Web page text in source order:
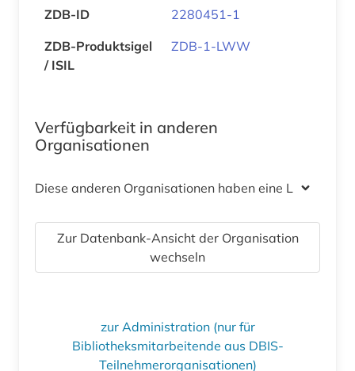
ZDB-ID
2280451-1
ZDB-Produktsigel
/ ISIL
ZDB-1-LWW
Verfügbarkeit in anderen
Organisationen
Diese anderen Organisationen haben eine Lizenz
Zur Datenbank-Ansicht der Organisation
wechseln
zur Administration (nur für
Bibliotheksmitarbeitende aus DBIS-
Teilnehmerorganisationen)